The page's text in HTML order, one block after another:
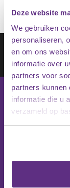
Deze website
We gebruiken
personaliseren,
en om ons
informatie over
partners voor
partners kunnen
informatie die u
verzameld op